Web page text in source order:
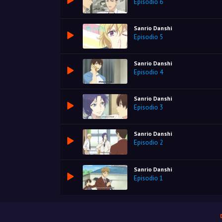
Sanrio Danshi
Episodio 5
Sanrio Danshi
Episodio 4
Sanrio Danshi
Episodio 3
Sanrio Danshi
Episodio 2
Sanrio Danshi
Episodio 1